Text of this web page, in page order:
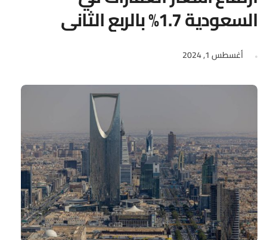
السعودية 1.7% بالربع الثاني
أغسطس 1, 2024